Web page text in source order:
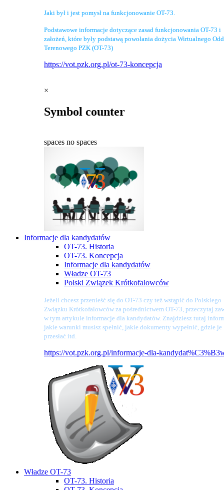
Jaki był i jest pomysł na funkcjonowanie OT-73.
Podstawowe informacje dotyczące zasad funkcjonowania OT-73 i
założeń, które były podstawą powołania dożycia Wirtualnego
Terenowego PZK (OT-73)
https://vot.pzk.org.pl/ot-73-koncepcja
×
Symbol counter
spaces no spaces
Informacje dla kandydatów
OT-73. Historia
OT-73. Koncepcja
Informacje dla kandydatów
Władze OT-73
Polski Związek Krótkofalowców
Jeżeli chcesz przenieść się do OT-73 czy też wstąpić do Polskiego
Związku Krótkofalowców za pośrednictwem OT-73, przeczytaj
w tym artykule informacje dla kandydatów. Znajdziesz tutaj
jakie warunki musisz spełnić, jakie dokumenty wypełnić, gdzie je
przesłać itd.
https://vot.pzk.org.pl/informacje-dla-
Władze OT-73
OT-73. Historia